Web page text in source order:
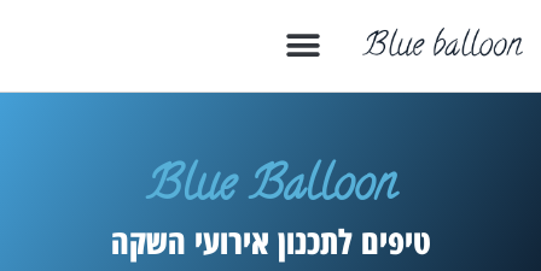
Blue Balloon
טיפים לתכנון אירועי השקה
יש לנו הטבה במיוחד עבור האירוע שלך!
התקשרו בלחיצה עכשיו